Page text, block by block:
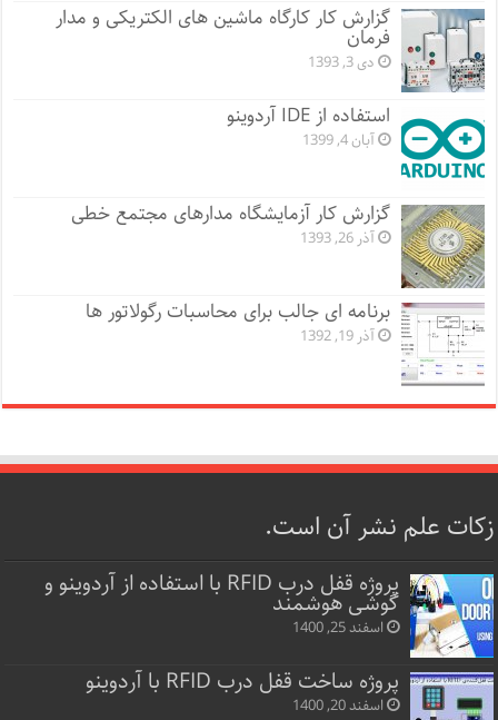
گزارش کار کارگاه ماشین های الکتریکی و مدار
فرمان
دی 3, 1393
استفاده از IDE آردوینو
آبان 4, 1399
گزارش کار آزمایشگاه مدارهای مجتمع خطی
آذر 26, 1393
برنامه ای جالب برای محاسبات رگولاتور ها
آذر 19, 1392
زکات علم نشر آن است.
پروژه قفل‌ درب RFID با استفاده از آردوینو و
گوشی هوشمند
اسفند 25, 1400
پروژه ساخت قفل‌ درب RFID با آردوینو
اسفند 20, 1400